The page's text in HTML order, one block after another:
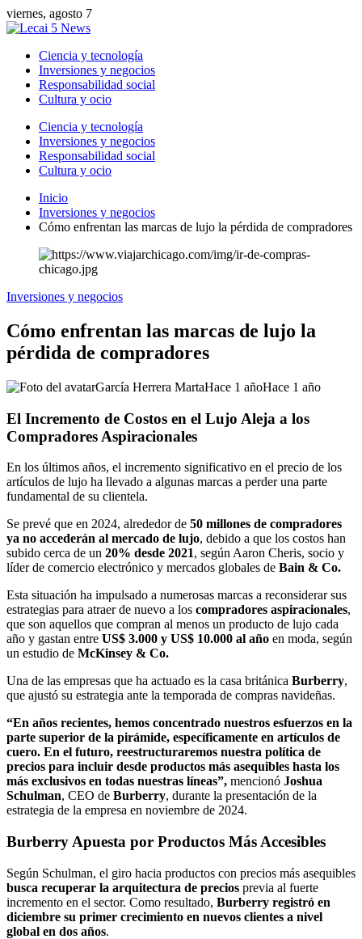
viernes, agosto 7
Ciencia y tecnología
Inversiones y negocios
Responsabilidad social
Cultura y ocio
Ciencia y tecnología
Inversiones y negocios
Responsabilidad social
Cultura y ocio
Inicio
Inversiones y negocios
Cómo enfrentan las marcas de lujo la pérdida de compradores
Inversiones y negocios
Cómo enfrentan las marcas de lujo la
pérdida de compradores
García Herrera MartaHace 1 añoHace 1 año
El Incremento de Costos en el Lujo Aleja a los
Compradores Aspiracionales
En los últimos años, el incremento significativo en el precio de los
artículos de lujo ha llevado a algunas marcas a perder una parte
fundamental de su clientela.
Se prevé que en 2024, alrededor de 50 millones de compradores
ya no accederán al mercado de lujo, debido a que los costos han
subido cerca de un 20% desde 2021, según Aaron Cheris, socio y
líder de comercio electrónico y mercados globales de Bain & Co.
Esta situación ha impulsado a numerosas marcas a reconsiderar sus
estrategias para atraer de nuevo a los compradores aspiracionales,
que son aquellos que compran al menos un producto de lujo cada
año y gastan entre US$ 3.000 y US$ 10.000 al año en moda, según
un estudio de McKinsey & Co.
Una de las empresas que ha actuado es la casa británica Burberry,
que ajustó su estrategia ante la temporada de compras navideñas.
“En años recientes, hemos concentrado nuestros esfuerzos en la
parte superior de la pirámide, específicamente en artículos de
cuero. En el futuro, reestructuraremos nuestra política de
precios para incluir desde productos más asequibles hasta los
más exclusivos en todas nuestras líneas”, mencionó Joshua
Schulman, CEO de Burberry, durante la presentación de la
estrategia de la empresa en noviembre de 2024.
Burberry Apuesta por Productos Más Accesibles
Según Schulman, el giro hacia productos con precios más asequibles
busca recuperar la arquitectura de precios previa al fuerte
incremento en el sector. Como resultado, Burberry registró en
diciembre su primer crecimiento en nuevos clientes a nivel
global en dos años.